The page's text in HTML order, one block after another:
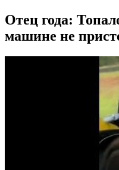
Отец года:
машине не